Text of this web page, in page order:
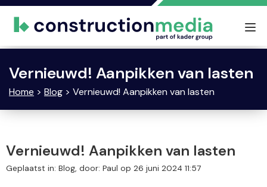
Vernieuwd! Aanpikken van lasten
Home > Blog > Vernieuwd! Aanpikken van lasten
Vernieuwd! Aanpikken van lasten
Geplaatst in: Blog, door: Paul op 26 juni 2024 11:57